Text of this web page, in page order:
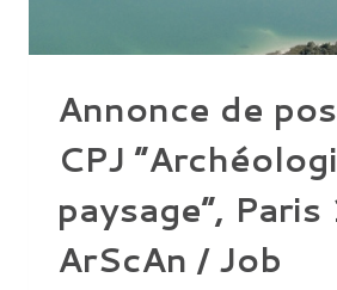
Annonce de
CPJ
paysage”,
ArScAn / Job